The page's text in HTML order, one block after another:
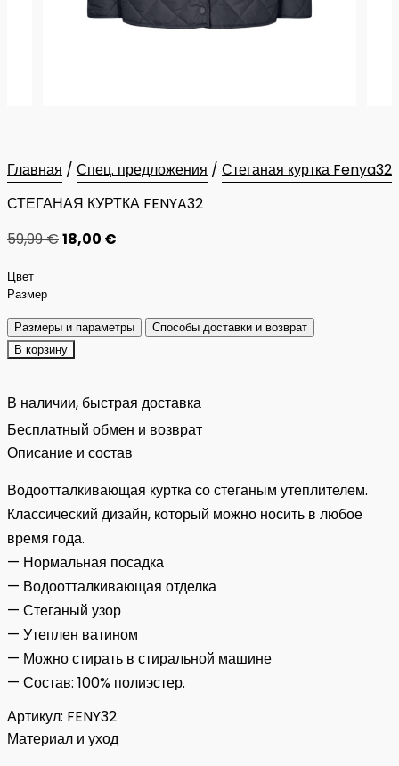
Главная / Спец. предложения / Стеганая куртка Fenya32
СТЕГАНАЯ КУРТКА FENYA32
59,99€18,00 €
Цвет
Размер
Размеры и параметры
Способы доставки и возврат
В корзину
В наличии, быстрая доставка
Бесплатный обмен и возврат
Описание и состав
Водоотталкивающая куртка со стеганым утеплителем.
Классический дизайн, который можно носить в любое
время года.
— Нормальная посадка
— Водоотталкивающая отделка
— Стеганый узор
— Утеплен ватином
— Можно стирать в стиральной машине
— Состав: 100% полиэстер.
Артикул: FENY32
Материал и уход